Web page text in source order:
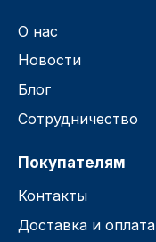
О нас
Новости
Блог
Сотрудничество
Покупателям
Контакты
Доставка и оплата